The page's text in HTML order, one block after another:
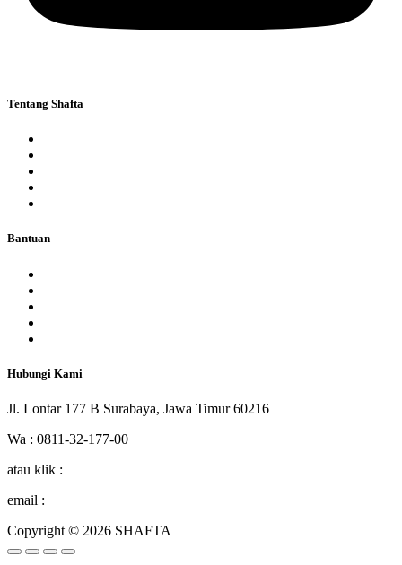
Tentang Shafta
Bantuan
Hubungi Kami
Jl. Lontar 177 B Surabaya, Jawa Timur 60216
Wa : 0811-32-177-00
atau klik :
email :
Copyright © 2026 SHAFTA